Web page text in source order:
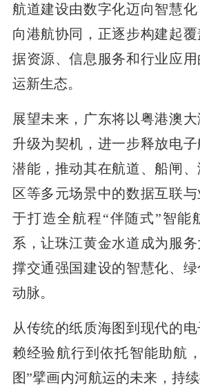
航道建设由数字化迈向智慧
向港航协同，正逐步构建起
据资源、信息服务和行业应
运新生态。
展望未来，广东将以粤港澳
升级为契机，进一步释放电
潜能，推动其在航道、船闸
区等多元场景中的数据互联
于打造全航程“伴随式”智能
系，让珠江黄金水道成为服
撑交通强国建设的智慧化、
动脉。
从传统的纸质海图到现代的
赖经验航行到依托智能助航
图”擘画内河航运的未来，持